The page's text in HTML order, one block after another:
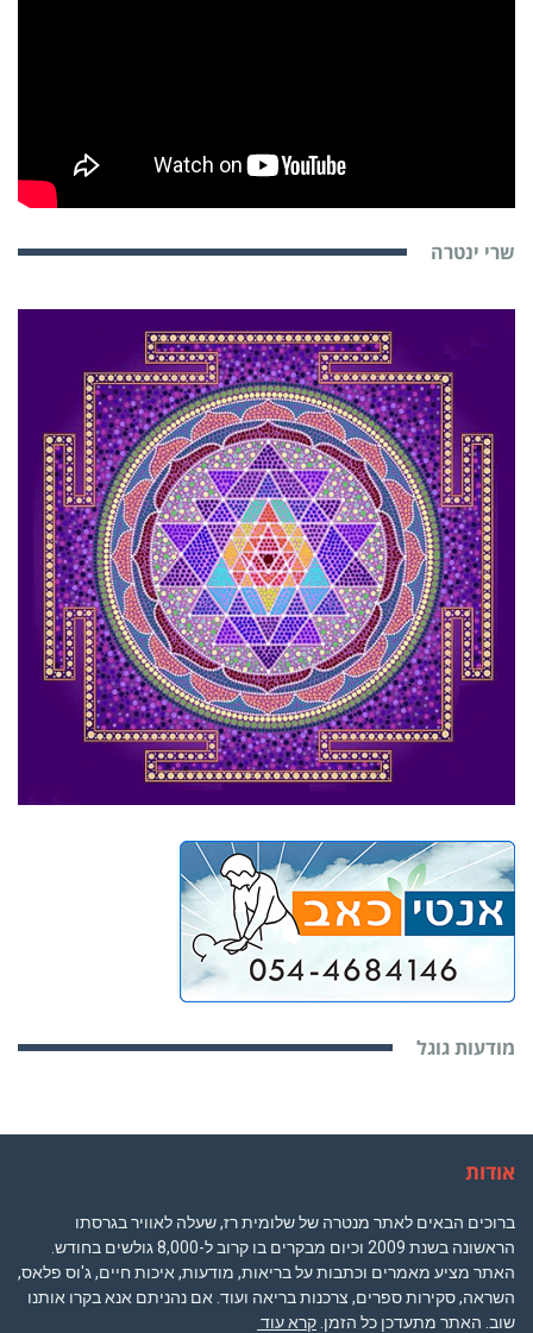
שרי ינטרה
מודעות גוגל
אודות
ברוכים הבאים לאתר מנטרה של שלומית רז, שעלה לאוויר בגרסתו
הראשונה בשנת 2009 וכיום מבקרים בו קרוב ל-8,000 גולשים בחודש.
האתר מציע מאמרים וכתבות על בריאות, מודעות, איכות חיים, ג'וס פלאס,
השראה, סקירות ספרים, צרכנות בריאה ועוד. אם נהניתם אנא בקרו אותנו
שוב. האתר מתעדכן כל הזמן. קרא עוד